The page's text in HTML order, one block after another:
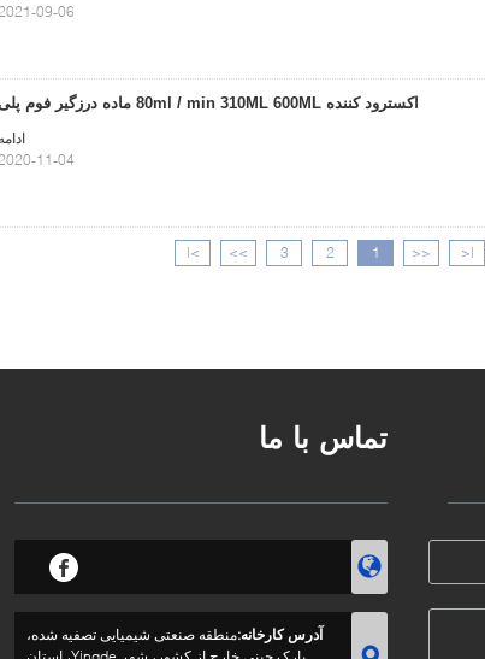
09-06 17:13:09
اکسترود کننده 80ml / min 310ML 600ML ماده درزگیر فوم پلی اورتان
11-04 15:31:21
|<
<<
1
2
3
>>
>|
تماس با ما
آدرس کارخانه:منطقه صنعتی شیمیایی تصفیه شده،